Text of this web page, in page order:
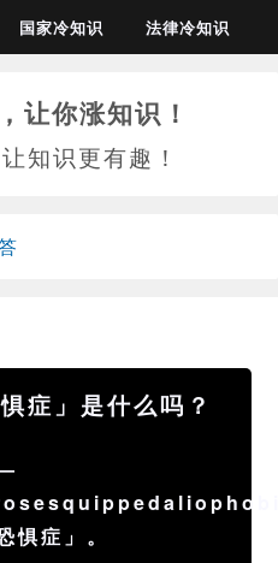
国家冷知识 法律冷知识
让你涨知识！
知识更有趣！
症」是什么吗？
惧症」。